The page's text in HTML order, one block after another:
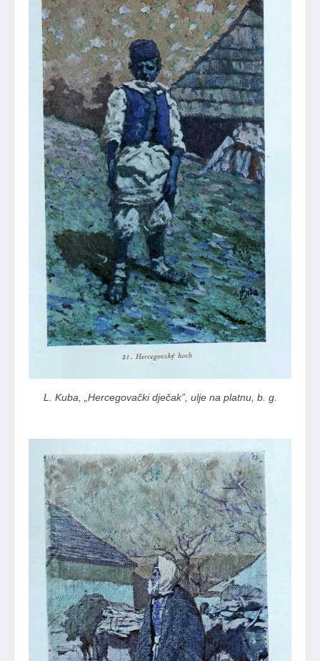
L. Kuba, „Hercegovački dječak”, ulje na platnu, b. g.